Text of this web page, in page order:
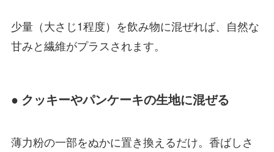
少量（大さじ1程度）を飲み物に混ぜれば、自然な
甘みと繊維がプラスされます。
● クッキーやパンケーキの生地に混ぜる
薄力粉の一部をぬかに置き換えるだけ。香ばしさ